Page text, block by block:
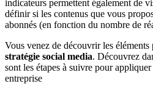
indicateurs permettent également de
définir si les contenus que vous
abonnés (en fonction du nombre de
Vous venez de découvrir les
stratégie social media. Découvrez
sont les étapes à suivre pour
entreprise